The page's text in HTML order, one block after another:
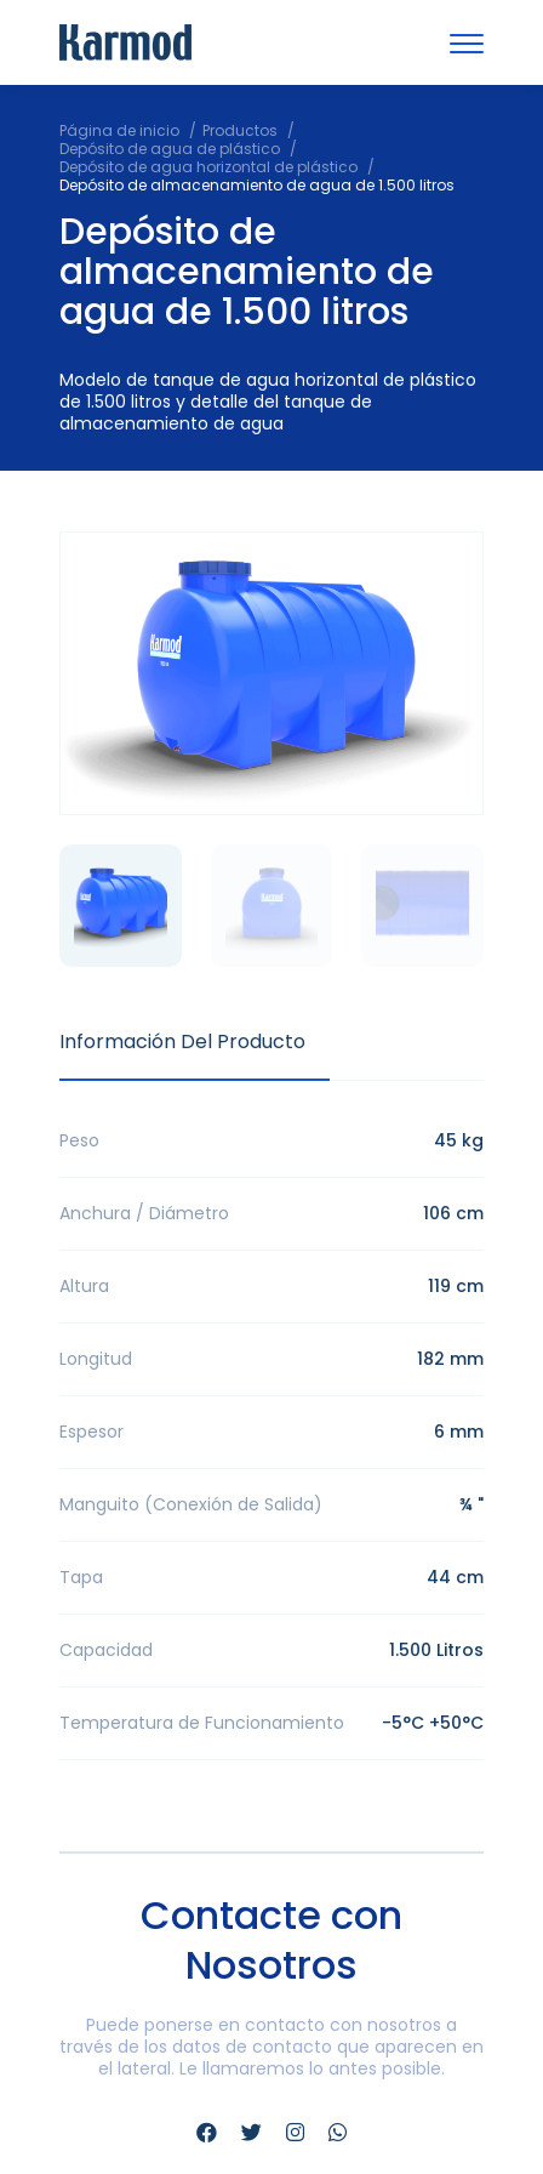
Página de inicio
Productos
Depósito de agua de plástico
Depósito de agua horizontal de plástico
Depósito de almacenamiento de agua de 1.500 litros
Depósito de
almacenamiento de
agua de 1.500 litros
Modelo de tanque de agua horizontal de plástico
de 1.500 litros y detalle del tanque de
almacenamiento de agua
Información Del Producto
Peso 45 kg
Anchura / Diámetro 106 cm
Altura 119 cm
Longitud 182 mm
Espesor 6 mm
Manguito (Conexión de Salida) ¾ "
Tapa 44 cm
Capacidad 1.500 Litros
Temperatura de Funcionamiento -5°C +50°C
Contacte con
Nosotros
Puede ponerse en contacto con nosotros a
través de los datos de contacto que aparecen en
el lateral. Le llamaremos lo antes posible.